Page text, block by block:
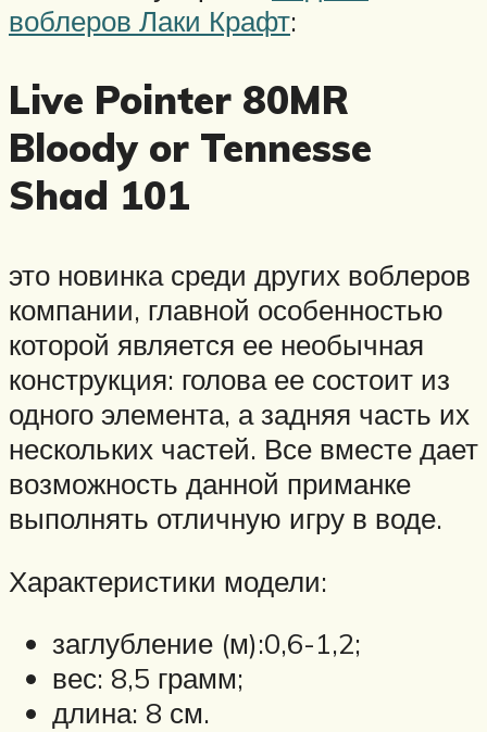
воблеров Лаки Крафт:
Live Pointer 80MR
Bloody or Tennesse
Shad 101
это новинка среди других воблеров
компании, главной особенностью
которой является ее необычная
конструкция: голова ее состоит из
одного элемента, а задняя часть их
нескольких частей. Все вместе дает
возможность данной приманке
выполнять отличную игру в воде.
Характеристики модели:
заглубление (м):0,6-1,2;
вес: 8,5 грамм;
длина: 8 см.